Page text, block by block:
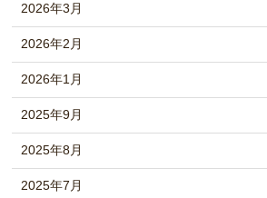
2026年3月
2026年2月
2026年1月
2025年9月
2025年8月
2025年7月